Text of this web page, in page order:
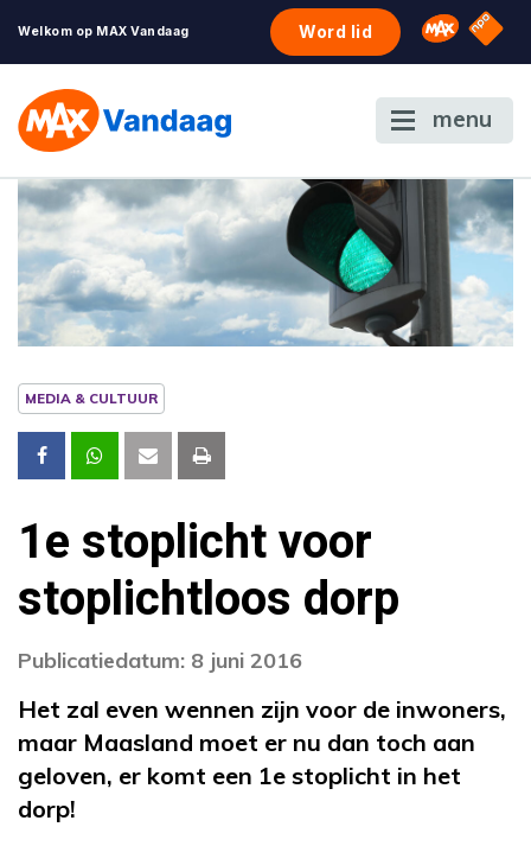
Welkom op MAX Vandaag Word lid Omroep
NPO
menu
MEDIA & CULTUUR
1e stoplicht voor
stoplichtloos dorp
Publicatiedatum: 8 juni 2016
Het zal even wennen zijn voor de inwoners,
maar Maasland moet er nu dan toch aan
geloven, er komt een 1e stoplicht in het
dorp!